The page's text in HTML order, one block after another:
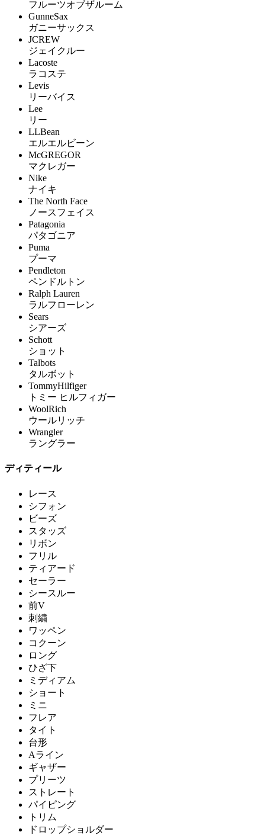
フルーツオブザルーム
GunneSax
ガニーサックス
JCREW
ジェイクルー
Lacoste
ラコステ
Levis
リーバイス
Lee
リー
LLBean
エルエルビーン
McGREGOR
マクレガー
Nike
ナイキ
The North Face
ノースフェイス
Patagonia
パタゴニア
Puma
プーマ
Pendleton
ペンドルトン
Ralph Lauren
ラルフローレン
Sears
シアーズ
Schott
ショット
Talbots
タルボット
TommyHilfiger
トミー ヒルフィガー
WoolRich
ウールリッチ
Wrangler
ラングラー
ディティール
レース
シフォン
ビーズ
スタッズ
リボン
フリル
ティアード
セーラー
シースルー
前V
刺繍
ワッペン
コクーン
ロング
ひざ下
ミディアム
ショート
ミニ
フレア
タイト
台形
Aライン
ギャザー
プリーツ
ストレート
パイピング
トリム
ドロップショルダー